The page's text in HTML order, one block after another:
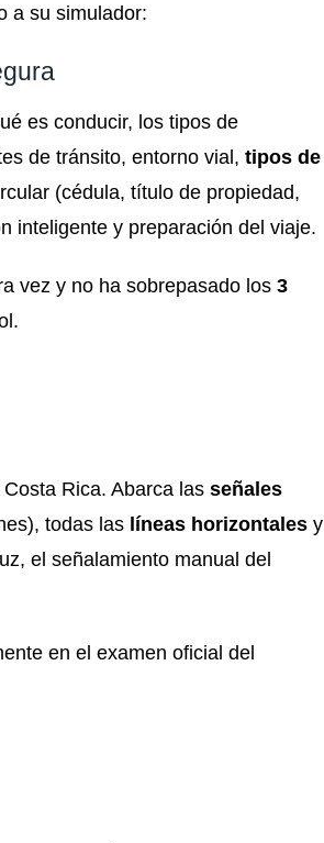
a su simulador:
es conducir, los tipos de
de tránsito, entorno vial, tipos de
(cédula, título de propiedad,
inteligente y preparación del viaje.
vez y no ha sobrepasado los 3
Rica. Abarca las señales
todas las líneas horizontales y
el señalamiento manual del
en el examen oficial del